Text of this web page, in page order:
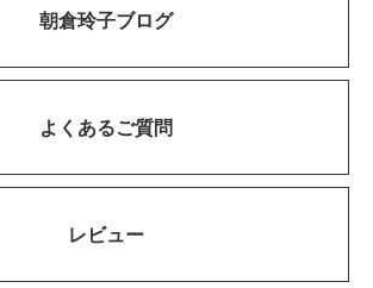
朝倉玲子ブログ
よくあるご質問
レビュー